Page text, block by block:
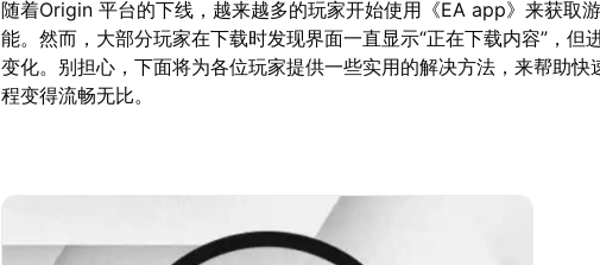
随着Origin 平台的下线，越来越多的玩家开始使用《EA app》来获取
能。然而，大部分玩家在下载时发现界面一直显示“正在下载内容”，但
变化。别担心，下面将为各位玩家提供一些实用的解决方法，来帮助快
程变得流畅无比。